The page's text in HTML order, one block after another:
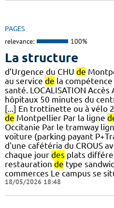
PAGES
relevance: 100%
La structure
d’Urgence du CHU de
au service de la compétence
santé. LOCALISATION
hôpitaux 50 minutes du
[...] En trottinette ou à vélo
de Montpellier Par la ligne
Occitanie Par le tramway
voiture (parking payant
d'une cafétéria du CROUS
chaque jour des plats
restauration de type
commerces Le campus se
18/05/2026 18:48